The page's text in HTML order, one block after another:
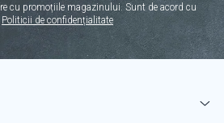
cu promoțiile magazinului. Sunt de acord cu
Politicii de confidențialitate